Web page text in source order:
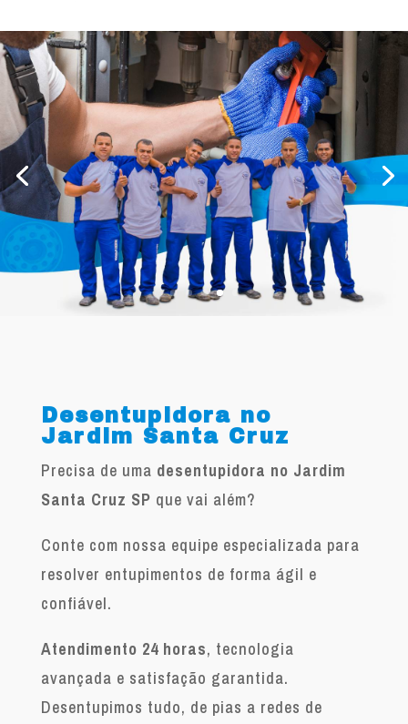
Desentupidora no
Jardim Santa Cruz
Precisa de uma desentupidora no Jardim
Santa Cruz SP que vai além?
Conte com nossa equipe especializada para
resolver entupimentos de forma ágil e
confiável.
Atendimento 24 horas, tecnologia
avançada e satisfação garantida.
Desentupimos tudo, de pias a redes de